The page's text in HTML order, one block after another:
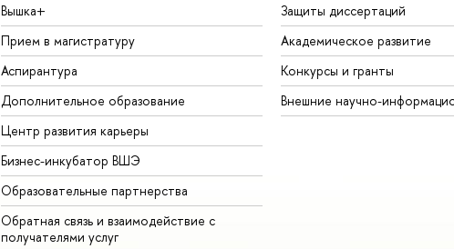
Вышка+
Прием в магистратуру
Аспирантура
Дополнительное образование
Центр развития карьеры
Бизнес-инкубатор ВШЭ
Образовательные партнерства
Обратная связь и взаимодействие с
получателями услуг
Защиты диссертаций
Академическое развитие
Конкурсы и гранты
Внешние научно-